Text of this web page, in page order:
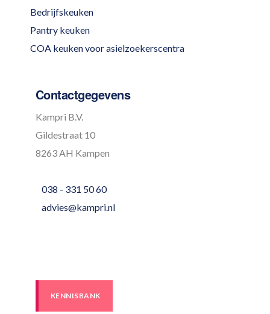
Bedrijfskeuken
Pantry keuken
COA keuken voor asielzoekerscentra
Contactgegevens
Kampri B.V.
Gildestraat 10
8263 AH Kampen
038 - 331 50 60
advies@kampri.nl
KENNISBANK